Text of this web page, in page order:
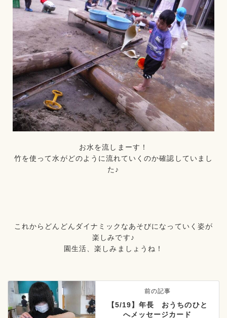
お水を流しまーす！
竹を使って水がどのように流れていくのか確認していまし
た♪
これからどんどんダイナミックなあそびになっていく姿が
楽しみです♪
園生活、楽しみましょうね！
前の記事
【5/19】年長 おうちのひと
へメッセージカード